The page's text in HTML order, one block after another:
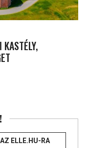
ELLE.HU-RA